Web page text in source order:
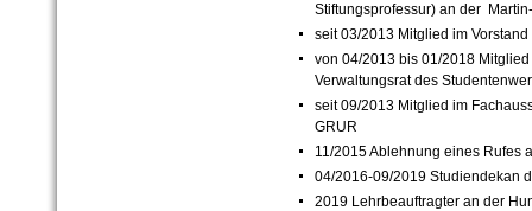
Stiftungsprofessur) an der
seit 03/2013 Mitglied im
von 04/2013 bis 01/2018
Verwaltungsrat des
seit 09/2013 Mitglied im
GRUR
11/2015 Ablehnung eines Rufes
04/2016-09/2019 Studiendekan
2019 Lehrbeauftragter an der